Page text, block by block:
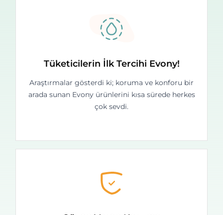
Tüketicilerin İlk Tercihi Evony!
Araştırmalar gösterdi ki; koruma ve konforu bir
arada sunan Evony ürünlerini kısa sürede herkes
çok sevdi.